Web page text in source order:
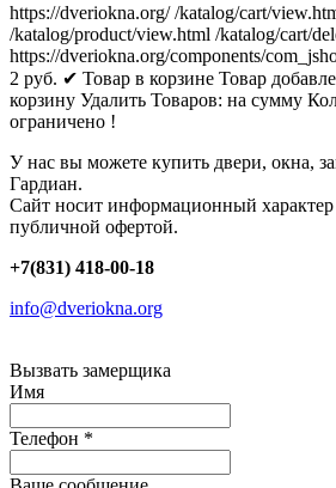
https://dveriokna.org/ /katalog/cart/
/katalog/product/view.html /katalog/cart/
https://dveriokna.org/components/
2 руб. ✔ Товар в корзине Товар
корзину Удалить Товаров: на сумму
ограничено !
У нас вы можете купить двери, окна,
Гардиан.
Сайт носит информационный характер
публичной офертой.
+7(831) 418-00-18
info@dveriokna.org
Вызвать замерщика
Имя
Телефон *